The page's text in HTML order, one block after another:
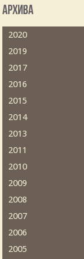
Архива
2020
2019
2017
2016
2015
2014
2013
2011
2010
2009
2008
2007
2006
2005